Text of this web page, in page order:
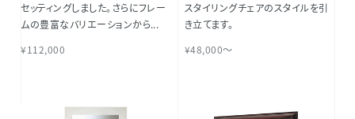
セッティングしました。さらにフレー
ムの豊富なバリエーションから...
¥112,000
スタイリングチェアのスタイルを引
き立てます。
¥48,000～